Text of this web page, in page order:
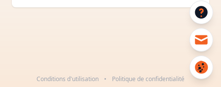
Conditions d'utilisation • Politique de confidentialité